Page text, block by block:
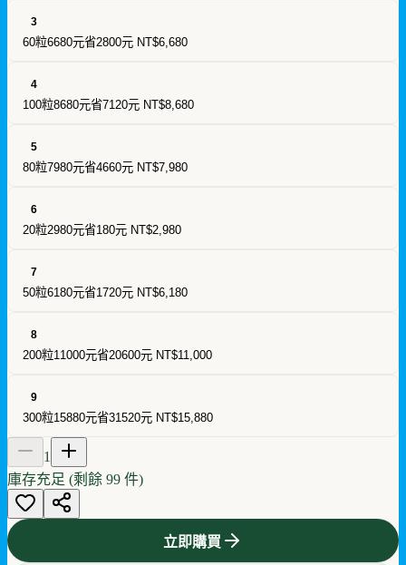
3
60粒6680元省2800元 NT$6,680
4
100粒8680元省7120元 NT$8,680
5
80粒7980元省4660元 NT$7,980
6
20粒2980元省180元 NT$2,980
7
50粒6180元省1720元 NT$6,180
8
200粒11000元省20600元 NT$11,000
9
300粒15880元省31520元 NT$15,880
1
庫存充足 (剩餘 99 件)
立即購買